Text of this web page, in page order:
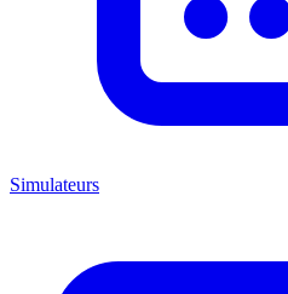
Simulateurs